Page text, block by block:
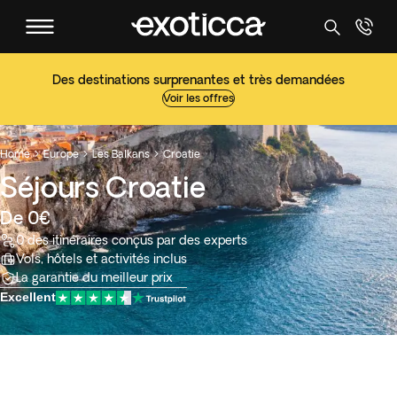
Des destinations surprenantes et très demandées
Voir les offres
Home  Europe  Les Balkans  Croatie
Séjours Croatie
De 0€
0 des itinéraires conçus par des experts
Vols, hôtels et activités inclus
La garantie du meilleur prix
Excellent